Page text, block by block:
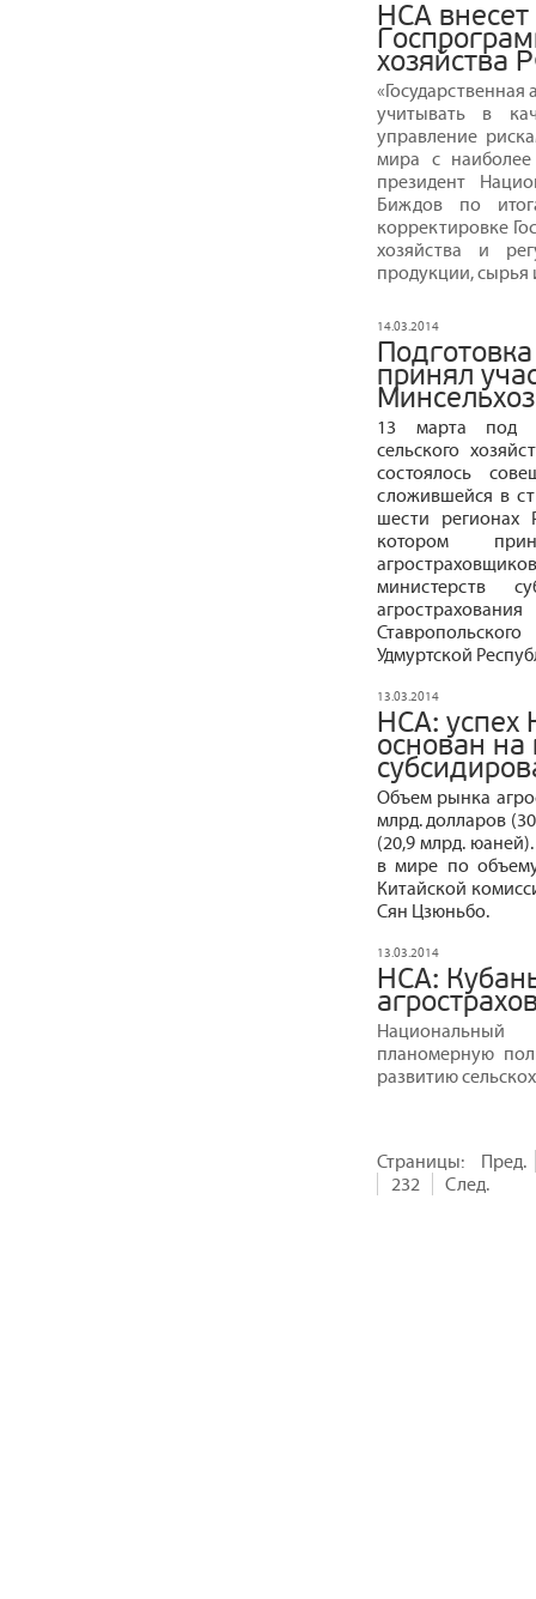
НСА
хозяйства
учитывать в
управление
мира с наиболее
президент
Биждов по
корректировке
хозяйства и
продукции, сырья
14.03.2014
принял
13 марта под
сельского
состоялось
сложившейся в
шести регионах
котором
министерств
Удмуртской
13.03.2014
НСА: успех
основан на
Объем рынка
млрд. долларов
(20,9 млрд.
в мире по
Китайской
Сян Цзюньбо.
13.03.2014
НСА:
Национальный
планомерную
развитию
Страницы:
Пред.
232
След.